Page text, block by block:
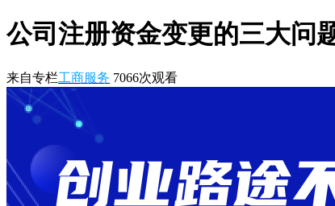
公司注册资金变更的三大问
来自专栏工商服务 7066次观看